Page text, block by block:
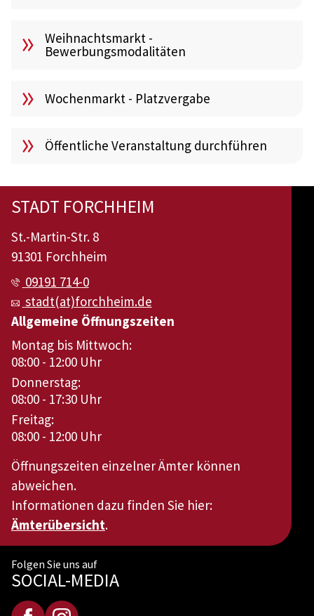
Weihnachtsmarkt -
Bewerbungsmodalitäten
Wochenmarkt - Platzvergabe
Öffentliche Veranstaltung durchführen
STADT FORCHHEIM
St.-Martin-Str. 8
91301 Forchheim
09191 714-0
stadt(at)forchheim.de
Allgemeine Öffnungszeiten
Montag bis Mittwoch:
08:00 - 12:00 Uhr
Donnerstag:
08:00 - 17:30 Uhr
Freitag:
08:00 - 12:00 Uhr
Öffnungszeiten einzelner Ämter können
abweichen.
Informationen dazu finden Sie hier:
Ämterübersicht.
Folgen Sie uns auf
SOCIAL-MEDIA